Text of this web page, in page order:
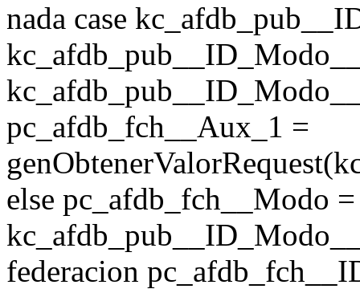
nada case
pc_afdb_fch__Aux_1 =
else pc_afdb_fch__Modo =
federacion